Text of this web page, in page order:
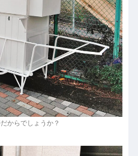
からでしょうか？